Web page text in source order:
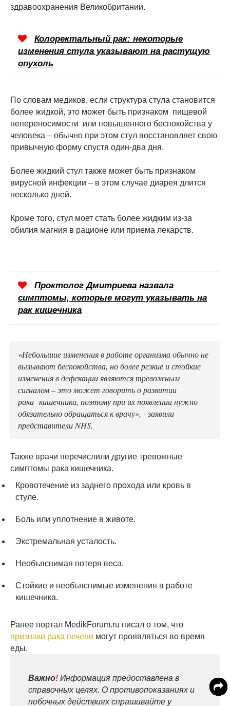
здравоохранения Великобритании.
Колоректальный рак: некоторые
изменения стула указывают на растущую
опухоль
По словам медиков, если структура стула становится
более жидкой, это может быть признаком пищевой
непереносимости или повышенного беспокойства у
человека – обычно при этом стул восстановляет свою
привычную форму спустя один-два дня.
Более жидкий стул также может быть признаком
вирусной инфекции – в этом случае диарея длится
несколько дней.
Кроме того, стул моет стать более жидким из-за
обилия магния в рационе или приема лекарств.
Проктолог Дмитриева назвала
симптомы, которые могут указывать на
рак кишечника
«Небольшие изменения в работе организма обычно не
вызывают беспокойства, но более резкие и стойкие
изменения в дефекации являются тревожным
сигналом – это может говорить о развитии
рака кишечника, поэтому при их появлении нужно
обязательно обращаться к врачу», - заявили
представители NHS.
Также врачи перечислили другие тревожные
симптомы рака кишечника.
Кровотечение из заднего прохода или кровь в
стуле.
Боль или уплотнение в животе.
Экстремальная усталость.
Необъяснимая потеря веса.
Стойкие и необъяснимые изменения в работе
кишечника.
Ранее портал MedikForum.ru писал о том, что
признаки рака печени могут проявляться во время
еды.
Важно! Информация предоставлена в
справочных целях. О противопоказаниях и
побочных действиях спрашивайте у